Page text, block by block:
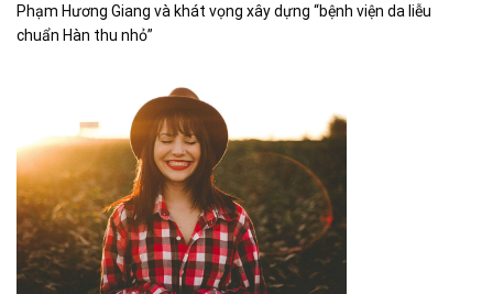
Phạm Hương Giang và khát vọng xây dựng “bệnh viện da liễu
chuẩn Hàn thu nhỏ”